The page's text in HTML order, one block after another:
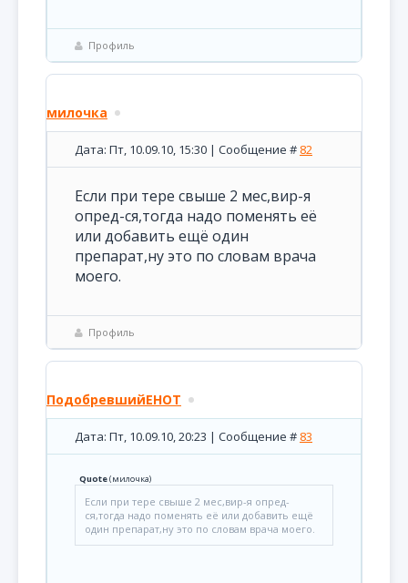
Профиль
милочка
Дата: Пт, 10.09.10, 15:30 | Сообщение # 82
Если при тере свыше 2 мес,вир-я
опред-ся,тогда надо поменять её
или добавить ещё один
препарат,ну это по словам врача
моего.
Профиль
ПодобревшийЕНОТ
Дата: Пт, 10.09.10, 20:23 | Сообщение # 83
Quote(милочка)
Если при тере свыше 2 мес,вир-я опред-
ся,тогда надо поменять её или добавить ещё
один препарат,ну это по словам врача моего.